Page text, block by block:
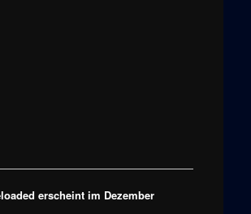
erscheint im Dezember